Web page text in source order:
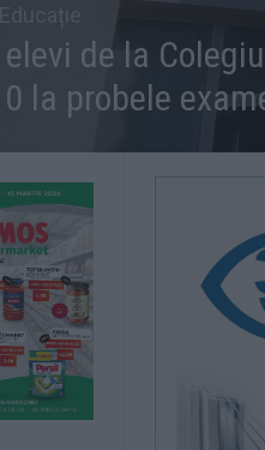
de la
la probele